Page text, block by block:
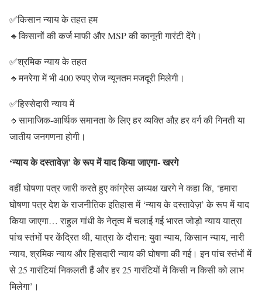
✅किसान न्याय के तहत हम
🔹किसानों की कर्ज माफी और MSP की कानूनी गारंटी देंगे।
✅श्रमिक न्याय के तहत
🔹मनरेगा में भी 400 रुपए रोज न्यूनतम मजदूरी मिलेगी।
✅हिस्सेदारी न्याय में
🔹सामाजिक-आर्थिक समानता के लिए हर व्यक्ति औऱ हर वर्ग की गिनती या
जातीय जनगणना होगी।
‘न्याय के दस्तावेज़’ के रूप में याद किया जाएगा- खरगे
वहीं घोषणा पत्र जारी करते हुए कांग्रेस अध्यक्ष खरगे ने कहा कि, ‘हमारा
घोषणा पत्र देश के राजनीतिक इतिहास में ‘न्याय के दस्तावेज़’ के रूप में याद
किया जाएगा… राहुल गांधी के नेतृत्व में चलाई गई भारत जोड़ो न्याय यात्रा
पांच स्तंभों पर केंद्रित थी, यात्रा के दौरान: युवा न्याय, किसान न्याय, नारी
न्याय, श्रमिक न्याय और हिसदारी न्याय की घोषणा की गई। इन पांच स्तंभों में
से 25 गारंटियां निकलती हैं और हर 25 गारंटियों में किसी न किसी को लाभ
मिलेगा’।